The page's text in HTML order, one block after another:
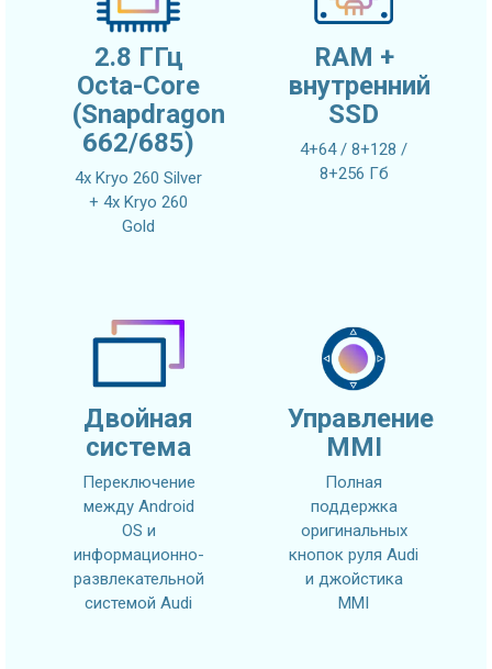
2.8 ГГц
Octa-Core
(Snapdragon
662/685)
4x Kryo 260 Silver
+ 4x Kryo 260
Gold
RAM +
внутренний
SSD
4+64 / 8+128 /
8+256 Гб
Двойная
система
Переключение
между Android
OS и
информационно-
развлекательной
системой Audi
Управление
MMI
Полная
поддержка
оригинальных
кнопок руля Audi
и джойстика
MMI